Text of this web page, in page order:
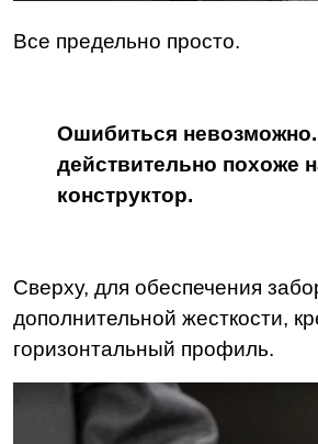
Все предельно просто.
Ошибиться
действительно похоже
конструктор.
Сверху, для обеспечения
дополнительной жесткости,
горизонтальный профиль.